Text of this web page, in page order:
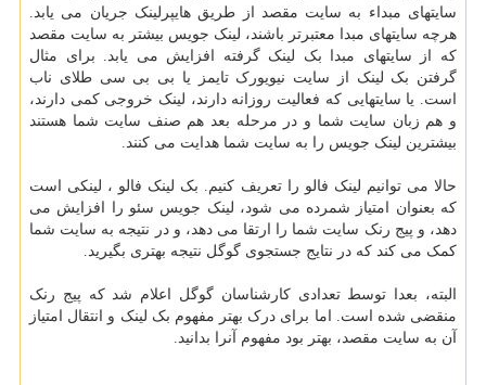
سایتهای مبداء به سایت مقصد از طریق هایپرلینک جریان می یابد.
هرچه سایتهای مبدا معتبرتر باشند، لینک جویس بیشتر به سایت مقصد
که از سایتهای مبدا بک لینک گرفته افزایش می یابد. برای مثال
گرفتن بک لینک از سایت نیویورک تایمز یا بی بی سی طلای ناب
است. یا سایتهایی که فعالیت روزانه دارند، لینک خروجی کمی دارند،
و هم زبان سایت شما و در مرحله بعد هم صنف سایت شما هستند
بیشترین لینک جویس را به سایت شما هدایت می کنند.
حالا می توانیم لینک فالو را تعریف کنیم. بک لینک فالو ، لینکی است
که بعنوان امتیاز شمرده می شود، لینک جویس سئو را افزایش می
دهد، و پیج رنک سایت شما را ارتقا می دهد، و در نتیجه به سایت شما
کمک می کند که در نتایج جستجوی گوگل نتیجه بهتری بگیرید.
البته، بعدا توسط تعدادی کارشناسان گوگل اعلام شد که پیج رنک
منقضی شده است. اما برای درک بهتر مفهوم بک لینک و انتقال امتیاز
آن به سایت مقصد، بهتر بود مفهوم آنرا بدانید.